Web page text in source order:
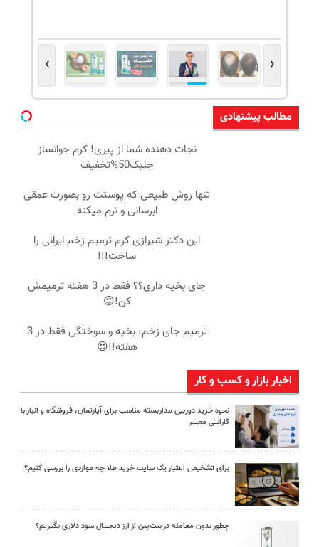
‹
›
مطالب پیشنهادی
نجات دهنده شما از پیری! کرم جوانساز
جلبک50%تخفیف
تنها روش طبیعی که پوستت رو بصورت عمقی
ابرسانی و نرم میکنه
این دکتر شیرازی کرم ترمیم زخم ایرانی را
ساخت!!!
جای بخیه داری؟؟ فقط در 3 هفته ترمیمش
کن!😍
ترمیم جای زخم، بخیه و سوختگی فقط در 3
هفته!!😍
اخبار بازار و کسب و کار
نحوه خرید دوربین مداربسته مناسب برای آپارتمان، فروشگاه و انبار با
گارانتی معتبر
برای تشخیص اعتبار یک سایت خرید طلا چه مواردی را بررسی کنیم؟
چطور بدون معامله در بیت‌پین از ارز دیجیتال سود دلاری بگیریم؟